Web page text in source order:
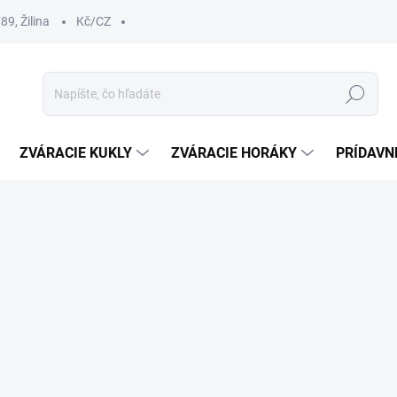
Žilina Kč/CZ
Hľadať
ZVÁRACIE KUKLY ZVÁRACIE HORÁKY